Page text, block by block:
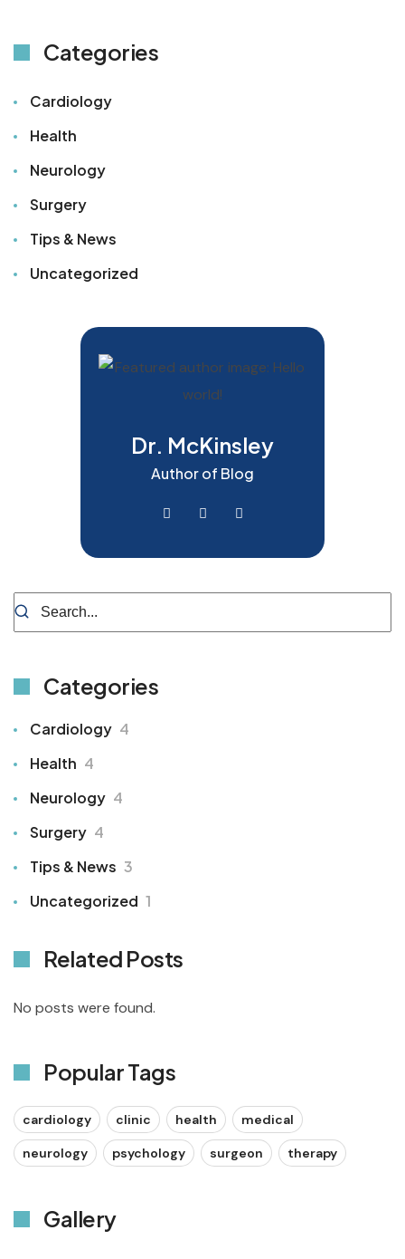
Categories
Cardiology
Health
Neurology
Surgery
Tips & News
Uncategorized
Dr. McKinsley
Author of Blog
Categories
Cardiology 4
Health 4
Neurology 4
Surgery 4
Tips & News 3
Uncategorized 1
Related Posts
No posts were found.
Popular Tags
cardiology clinic health medical
neurology psychology surgeon therapy
Gallery